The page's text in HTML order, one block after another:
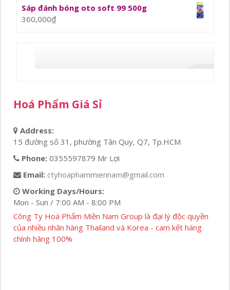
Sáp đánh bóng oto soft 99 500g
360,000₫
Hoá Phẩm Giá Sỉ
Address:
15 đường số 31, phường Tân Quy, Q7, Tp.HCM
Phone: 0355597879 Mr Lợi
Email: ctyhoaphammiennam@gmail.com
Working Days/Hours:
Mon - Sun / 7:00 AM - 8:00 PM
Công Ty Hoá Phẩm Miền Nam Group là đại lý độc quyền
của nhiều nhãn hàng Thailand và Korea - cam kết hàng
chính hãng 100%